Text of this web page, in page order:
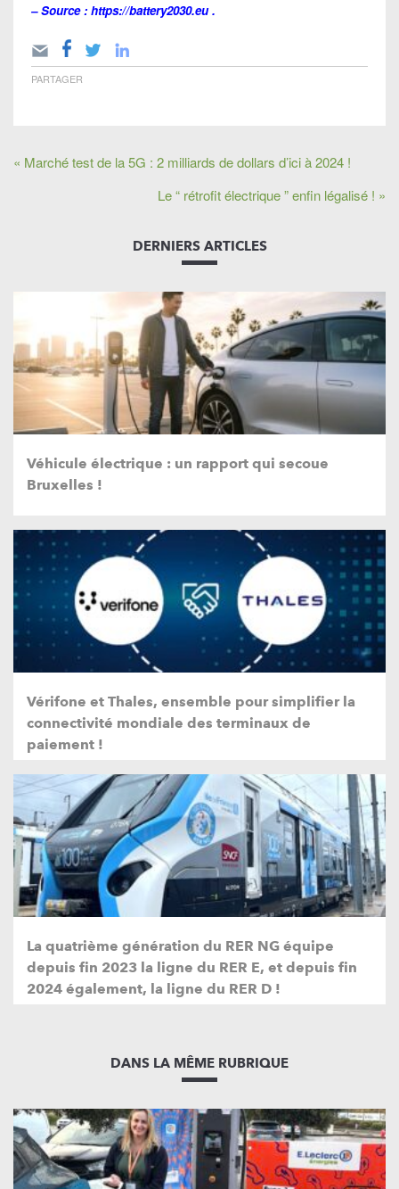
– Source : https://battery2030.eu.
PARTAGER
« Marché test de la 5G : 2 milliards de dollars d’ici à 2024 !
Le “ rétrofit électrique ” enfin légalisé ! »
DERNIERS ARTICLES
Véhicule électrique : un rapport qui secoue
Bruxelles !
Vérifone et Thales, ensemble pour simplifier la
connectivité mondiale des terminaux de
paiement !
La quatrième génération du RER NG équipe
depuis fin 2023 la ligne du RER E, et depuis fin
2024 également, la ligne du RER D !
DANS LA MÊME RUBRIQUE